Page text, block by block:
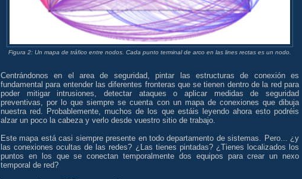
Figura 2: Un mapa de tráfico entre nodos. Cada punto terminal de arco en las lines rectas es un nodo.
Centrándonos en el area de seguridad, pintar las estructuras de conexión es
fundamental para entender las diferentes fronteras que se tienen dentro de la red para
poder mitigar intrusiones, detectar ataques o aplicar medidas de seguridad
preventivas, por lo que siempre se cuenta con un mapa de conexiones que dibuja
nuestra red. Probablemente, muchos de los que estáis leyendo ahora esto podréis
alzar un poco la cabeza y verlo desde vuestro sitio de trabajo.
Este mapa está casi siempre presente en todo departamento de sistemas. Pero... ¿y
las conexiones ocultas de las redes? ¿Las tienes pintadas? ¿Tienes localizados los
puntos en los que se conectan temporalmente dos equipos para crear un nexo
temporal de red?